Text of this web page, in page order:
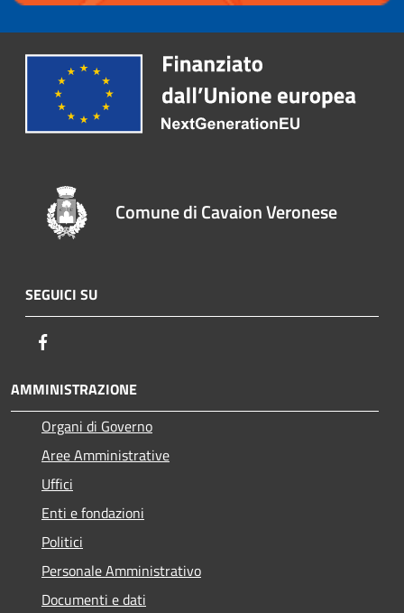
Comune di Cavaion Veronese
SEGUICI SU
AMMINISTRAZIONE
Organi di Governo
Aree Amministrative
Uffici
Enti e fondazioni
Politici
Personale Amministrativo
Documenti e dati